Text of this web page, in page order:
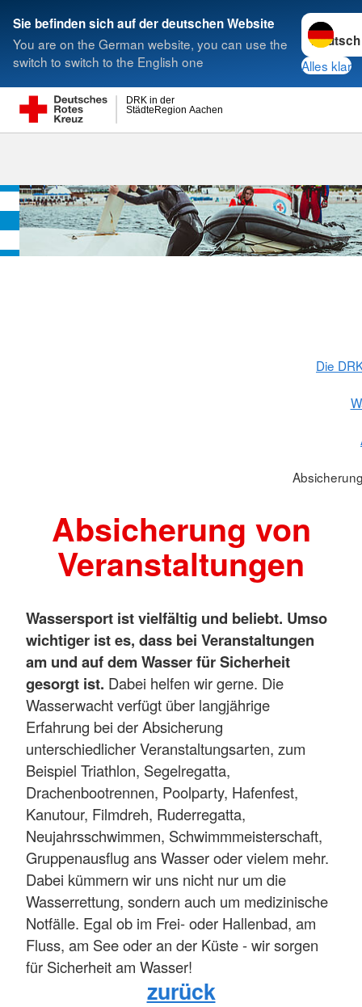
Sie befinden sich auf der deutschen Website
You are on the German website, you can use the
switch to switch to the English one
Sprache
Alles klar
StädteRegion Aachen
DRK in der
Suche
Die
Absicherung von
Veranstaltungen
Wassersport ist vielfältig und beliebt. Umso
wichtiger ist es, dass bei Veranstaltungen
am und auf dem Wasser für Sicherheit
gesorgt ist. Dabei helfen wir gerne. Die
Wasserwacht verfügt über langjährige
Erfahrung bei der Absicherung
unterschiedlicher Veranstaltungsarten, zum
Beispiel Triathlon, Segelregatta,
Drachenbootrennen, Poolparty, Hafenfest,
Kanutour, Filmdreh, Ruderregatta,
Neujahrsschwimmen, Schwimmmeisterschaft,
Gruppenausflug ans Wasser oder vielem mehr.
Dabei kümmern wir uns nicht nur um die
Wasserrettung, sondern auch um medizinische
Notfälle. Egal ob im Frei- oder Hallenbad, am
Fluss, am See oder an der Küste - wir sorgen
für Sicherheit am Wasser!
zurück